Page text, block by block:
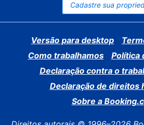
Cadastre sua
Versão para desktop
Como trabalhamos
Política
Declaração contra o
Declaração de direitos
Sobre a